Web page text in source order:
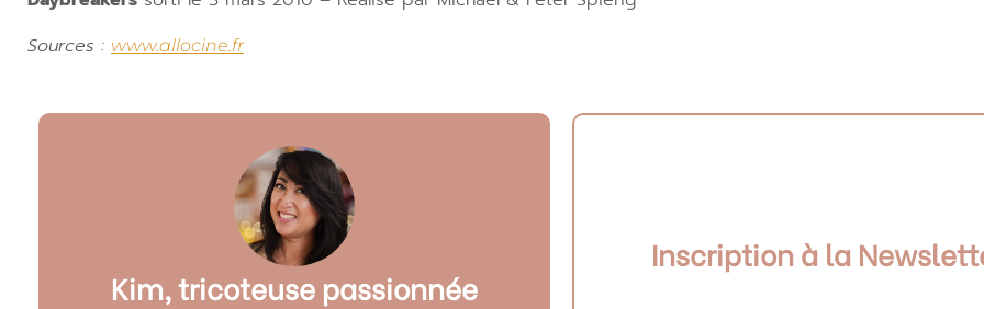
Sources : www.allocine.fr
Kim, tricoteuse passionnée
Inscription à la